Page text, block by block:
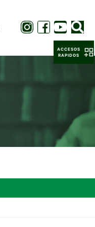
ACCESOS
RAPIDOS